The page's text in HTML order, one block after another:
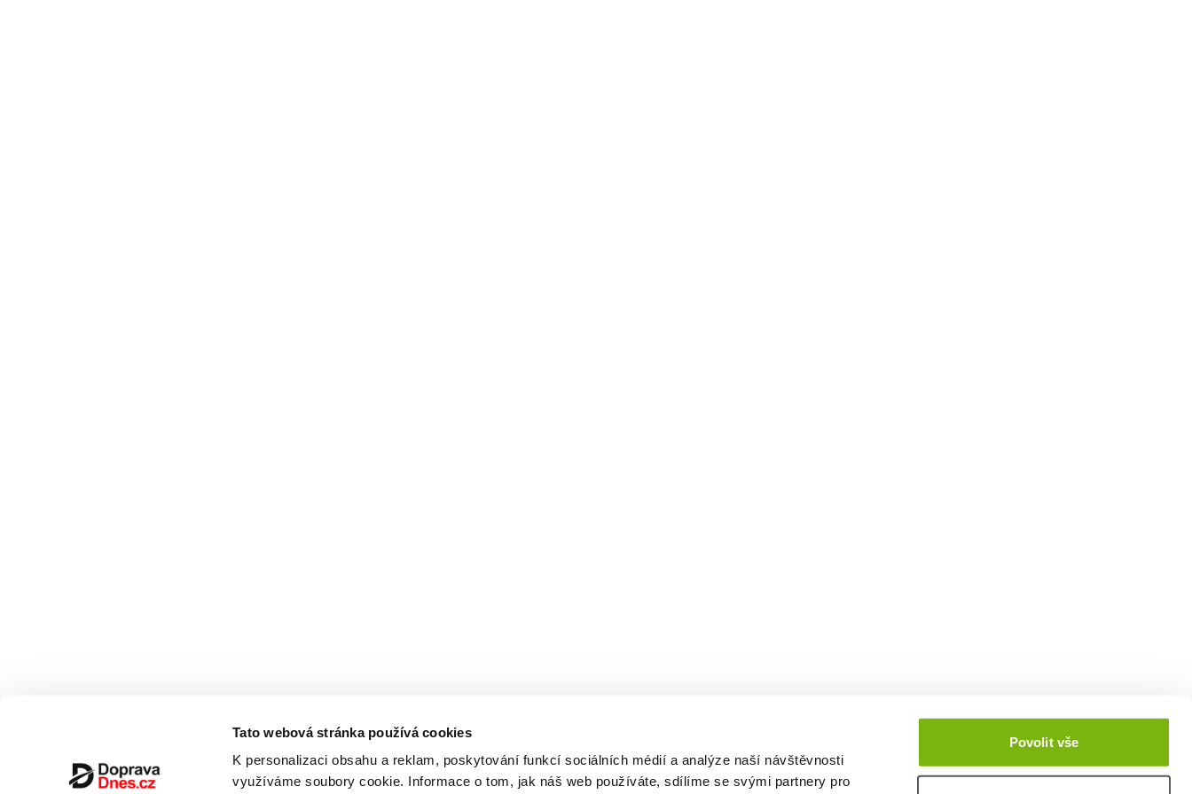
Tato webová stránka používá cookies
K personalizaci obsahu a reklam, poskytování funkcí sociálních médií a analýze naší návštěvnosti
využíváme soubory cookie. Informace o tom, jak náš web používáte, sdílíme se svými partnery pro
Povolit vše